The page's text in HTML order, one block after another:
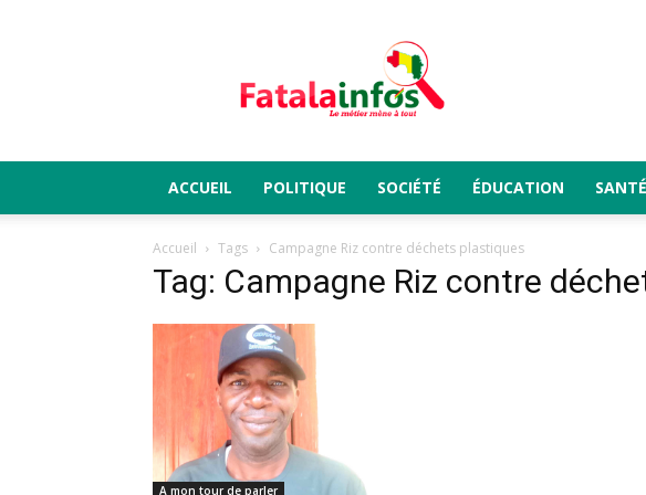
Fatalainfos
ACCUEIL POLITIQUE SOCIÉTÉ ÉDUCATION SANTÉ
Accueil Tags Campagne Riz contre déchets plastiques
Tag: Campagne Riz contre
A mon tour de parler